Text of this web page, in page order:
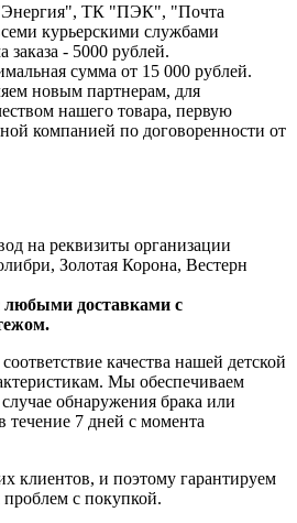
ТК "ПЭК", "Почта
курьерскими службами
- 5000 рублей.
сумма от 15 000 рублей.
новым партнерам, для
нашего товара, первую
компанией по договоренности от
на реквизиты организации
Золотая Корона, Вестерн
доставками с
качества нашей детской
Мы обеспечиваем
обнаружения брака или
течение 7 дней с момента
и поэтому гарантируем
с покупкой.